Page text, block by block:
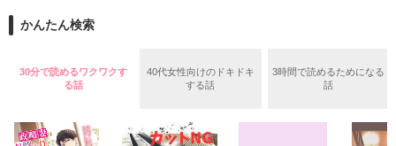
2026.6.5～2026.7.25
＊以前、公開していた話の改稿版です＊
めた、同期で恋人の石垣守（26）がいるのだが、後輩の姫原由
いた。
守と由羅から『便利屋雛子』と馬鹿にされ、一人こっそり泣い
た上、同居まで提案してきて──？
かんたん検索
30分で読めるワクワクす
る話
40代女性向けのドキドキ
する話
3時間で読めるためになる
話